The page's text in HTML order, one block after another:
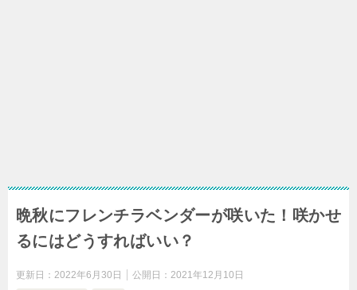
晩秋にフレンチラベンダーが咲いた！咲かせ
るにはどうすればいい？
更新日： 2022年6月30日 公開日： 2021年12月10日